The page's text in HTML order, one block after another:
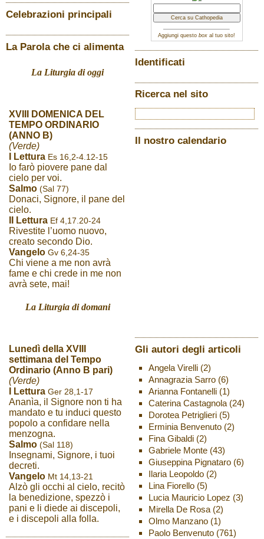
Celebrazioni principali
La Parola che ci alimenta
La Liturgia di oggi
XVIII DOMENICA DEL
TEMPO ORDINARIO
(ANNO B)
(Verde)
I Lettura Es 16,2-4.12-15
Io farò piovere pane dal
cielo per voi.
Salmo (Sal 77)
Donaci, Signore, il pane del
cielo.
II Lettura Ef 4,17.20-24
Rivestite l’uomo nuovo,
creato secondo Dio.
Vangelo Gv 6,24-35
Chi viene a me non avrà
fame e chi crede in me non
avrà sete, mai!
La Liturgia di domani
Lunedì della XVIII
settimana del Tempo
Ordinario (Anno B pari)
(Verde)
I Lettura Ger 28,1-17
Ananìa, il Signore non ti ha
mandato e tu induci questo
popolo a confidare nella
menzogna.
Salmo (Sal 118)
Insegnami, Signore, i tuoi
decreti.
Vangelo Mt 14,13-21
Alzò gli occhi al cielo, recitò
la benedizione, spezzò i
pani e li diede ai discepoli,
e i discepoli alla folla.
Aggiungi questo box al tuo sito!
Identificati
Ricerca nel sito
Il nostro calendario
Gli autori degli articoli
Angela Virelli(2)
Annagrazia Sarro(6)
Arianna Fontanelli(1)
Caterina Castagnola(24)
Dorotea Petriglieri(5)
Erminia Benvenuto(2)
Fina Gibaldi(2)
Gabriele Monte(43)
Giuseppina Pignataro(6)
Ilaria Leopoldo(2)
Lina Fiorello(5)
Lucia Mauricio Lopez (3)
Mirella De Rosa(2)
Olmo Manzano(1)
Paolo Benvenuto(761)